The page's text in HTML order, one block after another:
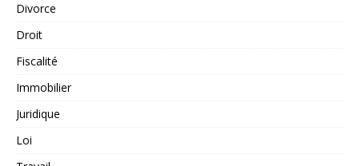
Divorce
Droit
Fiscalité
Immobilier
Juridique
Loi